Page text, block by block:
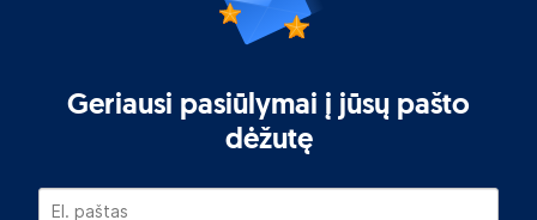
Geriausi pasiūlymai į jūsų pašto
dėžutę